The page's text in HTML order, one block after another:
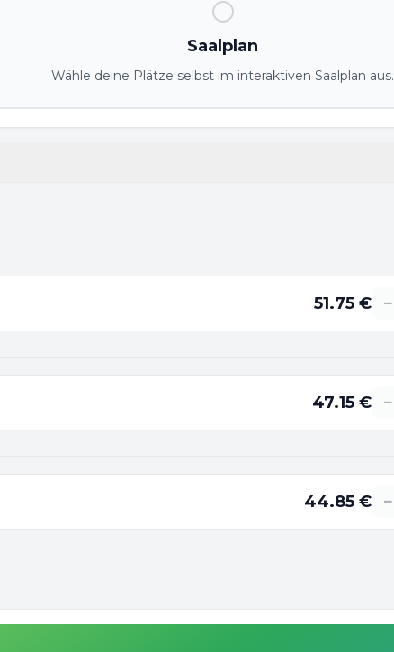
Saalplan
Wähle deine Plätze selbst im interaktiven Saalplan aus.
51.75 € −
47.15 € −
44.85 € −